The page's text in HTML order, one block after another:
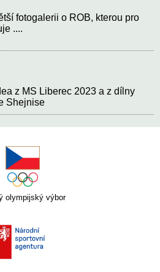
fotogalerii o ROB, kterou pro
....
z MS Liberec 2023 a z dílny
Shejnise
olympijský výbor